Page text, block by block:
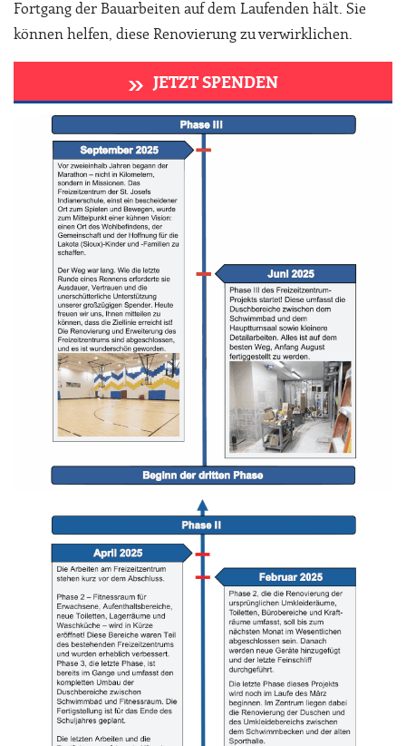
Fortgang der Bauarbeiten auf dem Laufenden hält. Sie
können helfen, diese Renovierung zu verwirklichen.
JETZT SPENDEN